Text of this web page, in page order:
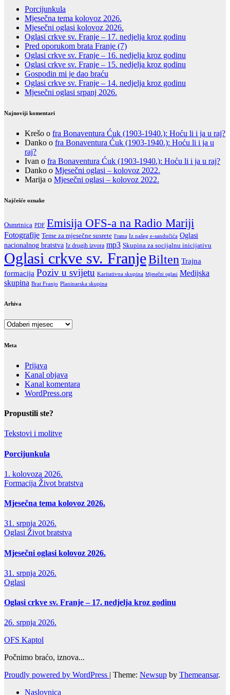
Porcijunkula
Mjesečna tema kolovoz 2026.
Mjesečni oglasi kolovoz 2026.
Oglasi crkve sv. Franje – 17. nedjelja kroz godinu
Pred oporukom brata Franje (7)
Oglasi crkve sv. Franje – 16. nedjelja kroz godinu
Oglasi crkve sv. Franje – 15. nedjelja kroz godinu
Gospodin mi je dao braću
Oglasi crkve sv. Franje – 14. nedjelja kroz godinu
Mjesečni oglasi srpanj 2026.
Najnoviji komentari
Krešo o fra Bonaventura Ćuk (1903-1940.): Hoću li i ja u raj?
Danko o fra Bonaventura Ćuk (1903-1940.): Hoću li i ja u
raj?
Ivan o fra Bonaventura Ćuk (1903-1940.): Hoću li i ja u raj?
Danko o Mjesečni oglasi – kolovoz 2022.
Marija o Mjesečni oglasi – kolovoz 2022.
Najčešće oznake
Osmrtnica PDF Emisija OFS-a na Radio Mariji
Fotografije Teme za mjesečne susrete Frama Iz našeg e-sandučića Oglasi
nacionalnog bratstva Iz drugih izvora mp3 Skupina za socijalnu inicijativu
Oglasi crkve sv. FranjeBilten Trajna
formacija Poziv u svijetu Karitativna skupina Mjesečni oglasi Medijska
skupina Brat Franjo Planinarska skupina
Arhiva
Arhiva
Meta
Prijava
Kanal objava
Kanal komentara
WordPress.org
Propustili ste?
Tekstovi i molitve
Porcijunkula
1. kolovoza 2026.
Formacija Život bratstva
Mjesečna tema kolovoz 2026.
31. srpnja 2026.
Oglasi Život bratstva
Mjesečni oglasi kolovoz 2026.
31. srpnja 2026.
Oglasi
Oglasi crkve sv. Franje – 17. nedjelja kroz godinu
26. srpnja 2026.
OFS Kaptol
Počnimo braćo, iznova...
Proudly powered by WordPress | Theme: Newsup by Themeansar.
Naslovnica